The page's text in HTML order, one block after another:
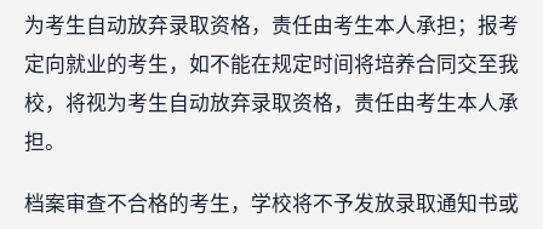
为考生自动放弃录取资格，责任由考生本人承担；报考
定向就业的考生，如不能在规定时间将培养合同交至我
校，将视为考生自动放弃录取资格，责任由考生本人承
担。
档案审查不合格的考生，学校将不予发放录取通知书或